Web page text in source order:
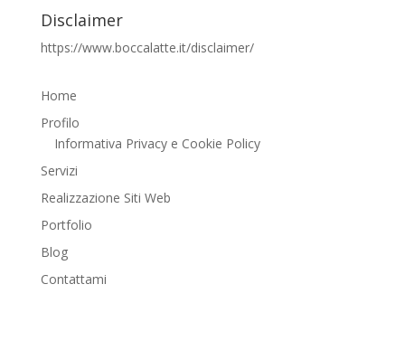
Disclaimer
https://www.boccalatte.it/disclaimer/
Home
Profilo
Informativa Privacy e Cookie Policy
Servizi
Realizzazione Siti Web
Portfolio
Blog
Contattami